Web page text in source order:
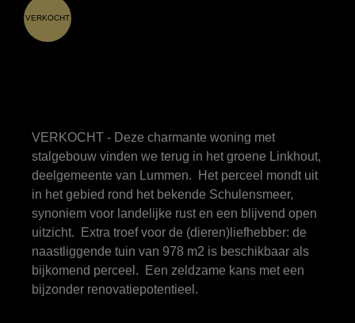
VERKOCHT
VERKOCHT - Deze charmante woning met
stalgebouw vinden we terug in het groene Linkhout,
deelgemeente van Lummen. Het perceel mondt uit
in het gebied rond het bekende Schulensmeer,
synoniem voor landelijke rust en een blijvend open
uitzicht. Extra troef voor de (dieren)liefhebber: de
naastliggende tuin van 978 m2 is beschikbaar als
bijkomend perceel. Een zeldzame kans met een
bijzonder renovatiepotentieel.